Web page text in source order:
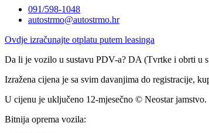
091/598-1048
autostrmo@autostrmo.hr
Ovdje izračunajte otplatu putem leasinga
Da li je vozilo u sustavu PDV-a? DA (Tvrtke i obrti u
Izražena cijena je sa svim davanjima do registracije,
U cijenu je uključeno 12-mjesečno © Neostar jamstvo.
Bitnija oprema vozila: